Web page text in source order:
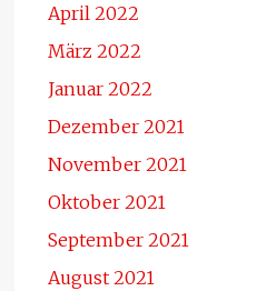
April 2022
März 2022
Januar 2022
Dezember 2021
November 2021
Oktober 2021
September 2021
August 2021